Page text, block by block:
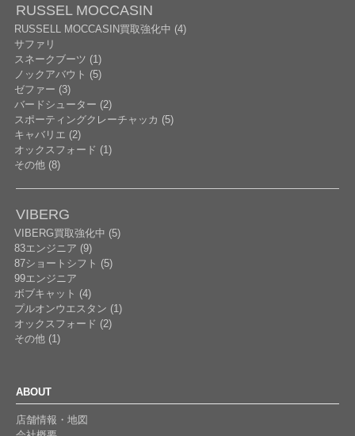
RUSSEL MOCCASIN
RUSSELL MOCCASIN買取強化中 (4)
サファリ
スネークブーツ (1)
ノックアバウト (5)
ゼファー (3)
バードシューター (2)
スポーティングクレーチャッカ (5)
キャバリエ (2)
オックスフォード (1)
その他 (8)
VIBERG
VIBERG買取強化中 (5)
83エンジニア (9)
87ショートシフト (5)
99エンジニア
ボブキャット (4)
プルオンウエスタン (1)
オックスフォード (2)
その他 (1)
ABOUT
店舗情報・地図